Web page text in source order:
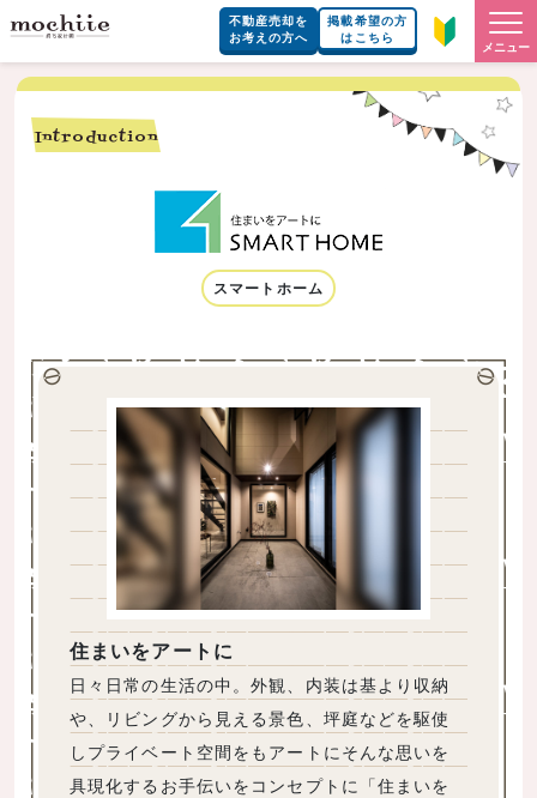
不動産売却を
お考えの方へ
掲載希望の方
はこちら
メニュー
Introduction
スマートホーム
住まいをアートに
日々日常の生活の中。外観、内装は基より収納
や、リビングから見える景色、坪庭などを駆使
しプライベート空間をもアートにそんな思いを
具現化するお手伝いをコンセプトに「住まいを